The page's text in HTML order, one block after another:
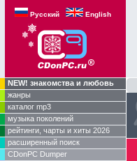
Русский English
NEW! знакомства и любовь
жанры
каталог mp3
музыка поколений
рейтинги, чарты и хиты 2026
расширенный поиск
CDonPC Dumper